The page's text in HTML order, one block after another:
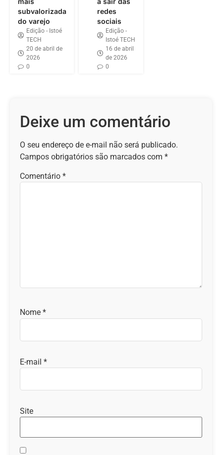
subvalorizada
do varejo
Edição - Istoé
TECH
20 de abril de
2026
0
redes
sociais
Edição -
Istoé TECH
16 de abril
de 2026
0
Deixe um comentário
O seu endereço de e-mail não será publicado.
Campos obrigatórios são marcados com *
Comentário *
Nome *
E-mail *
Site